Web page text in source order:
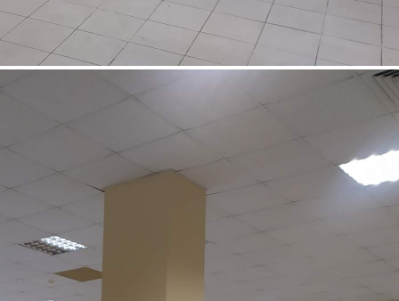
Отдельно стоящее здание
95310 - Г. МОСКВА,
БОЛЬШАЯ ПОЧТОВАЯ
УЛИЦА, Д.18СТР1
Москва / Московская обл
Получить контакты
Сдам в аренду помещение свободного назначения площадью